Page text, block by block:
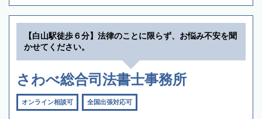
【白山駅徒歩６分】法律のことに限らず、お悩み不安を聞
かせてください。
さわべ総合司法書士事務所
オンライン相談可 全国出張対応可